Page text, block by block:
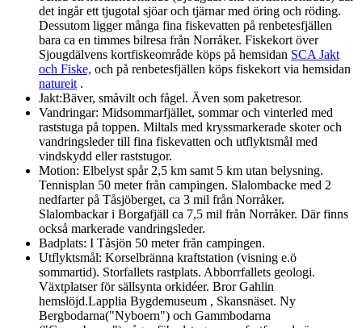
det ingår ett tjugotal sjöar och tjärnar med öring och röding.
Dessutom ligger många fina fiskevatten på renbetesfjällen
bara ca en timmes bilresa från Norråker. Fiskekort över
Sjougdälvens kortfiskeområde köps på hemsidan SCA Jakt
och Fiske, och på renbetesfjällen köps fiskekort via hemsidan
natureit .
Jakt:Bäver, småvilt och fågel. Även som paketresor.
Vandringar: Midsommarfjället, sommar och vinterled med
raststuga på toppen. Miltals med kryssmarkerade skoter och
vandringsleder till fina fiskevatten och utflyktsmål med
vindskydd eller raststugor.
Motion: Elbelyst spår 2,5 km samt 5 km utan belysning.
Tennisplan 50 meter från campingen. Slalombacke med 2
nedfarter på Tåsjöberget, ca 3 mil från Norråker.
Slalombackar i Borgafjäll ca 7,5 mil från Norråker. Där finns
också markerade vandringsleder.
Badplats: I Tåsjön 50 meter från campingen.
Utflyktsmål: Korselbränna kraftstation (visning e.ö
sommartid). Storfallets rastplats. Abborrfallets geologi.
Växtplatser för sällsynta orkidéer. Bror Gahlin
hemslöjd.Lapplia Bygdemuseum , Skansnäset. Ny
Bergbodarna("Nyboern") och Gammbodarna